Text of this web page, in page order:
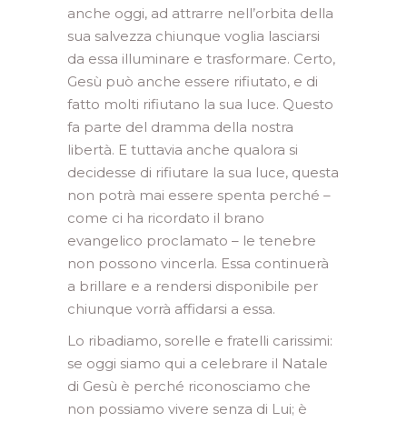
anche oggi, ad attrarre nell’orbita della
sua salvezza chiunque voglia lasciarsi
da essa illuminare e trasformare. Certo,
Gesù può anche essere rifiutato, e di
fatto molti rifiutano la sua luce. Questo
fa parte del dramma della nostra
libertà. E tuttavia anche qualora si
decidesse di rifiutare la sua luce, questa
non potrà mai essere spenta perché –
come ci ha ricordato il brano
evangelico proclamato – le tenebre
non possono vincerla. Essa continuerà
a brillare e a rendersi disponibile per
chiunque vorrà affidarsi a essa.
Lo ribadiamo, sorelle e fratelli carissimi:
se oggi siamo qui a celebrare il Natale
di Gesù è perché riconosciamo che
non possiamo vivere senza di Lui; è